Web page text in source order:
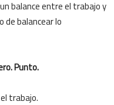
balance entre el trabajo y
balancear lo
Punto.
trabajo.